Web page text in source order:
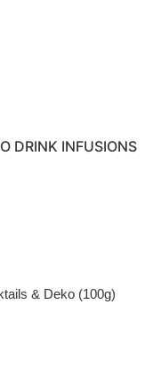
DRINK INFUSIONS
& Deko (100g)